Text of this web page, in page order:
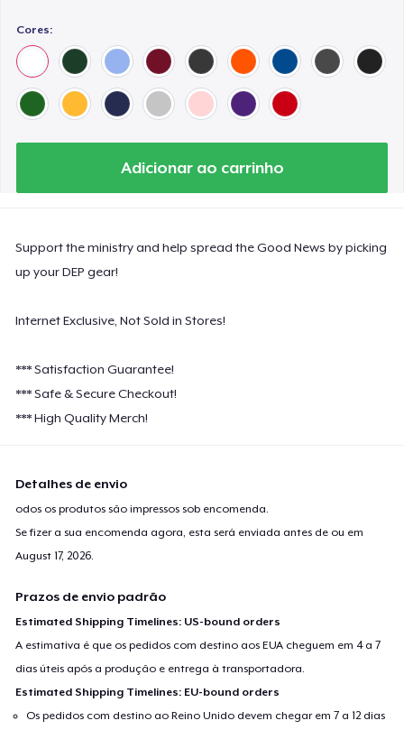
Cores:
Adicionar ao carrinho
Support the ministry and help spread the Good News by picking
up your DEP gear!
Internet Exclusive, Not Sold in Stores!
*** Satisfaction Guarantee!
*** Safe & Secure Checkout!
*** High Quality Merch!
Detalhes de envio
odos os produtos são impressos sob encomenda.
Se fizer a sua encomenda agora, esta será enviada antes de ou em
August 17, 2026.
Prazos de envio padrão
Estimated Shipping Timelines: US-bound orders
A estimativa é que os pedidos com destino aos EUA cheguem em 4 a 7
dias úteis após a produção e entrega à transportadora.
Estimated Shipping Timelines: EU-bound orders
Os pedidos com destino ao Reino Unido devem chegar em 7 a 12 dias